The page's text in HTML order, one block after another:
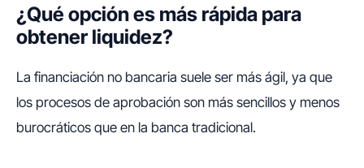
¿Qué opción es más rápida para
obtener liquidez?
La financiación no bancaria suele ser más ágil, ya que
los procesos de aprobación son más sencillos y menos
burocráticos que en la banca tradicional.